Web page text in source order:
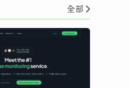
全部